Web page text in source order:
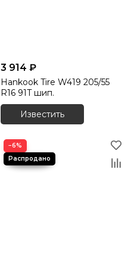
3 914 ₽
Hankook Tire W419 205/55
R16 91T шип.
Известить
−6%